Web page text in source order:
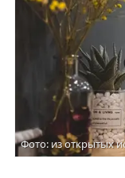
Фото: из открытых